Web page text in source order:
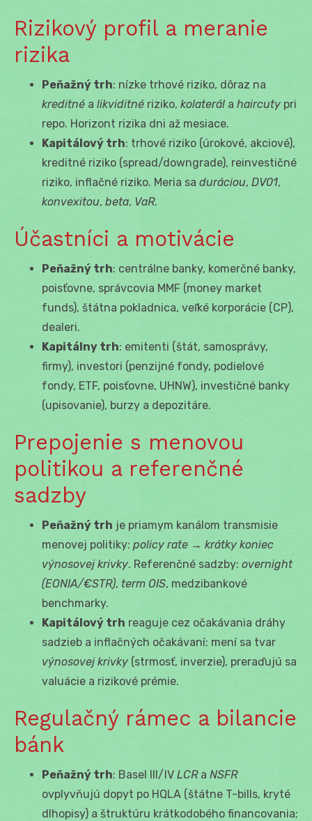
Rizikový profil a meranie
rizika
Peňažný trh: nízke trhové riziko, dôraz na
kreditné a likviditné riziko, kolaterál a haircuty pri
repo. Horizont rizika dni až mesiace.
Kapitálový trh: trhové riziko (úrokové, akciové),
kreditné riziko (spread/downgrade), reinvestičné
riziko, inflačné riziko. Meria sa duráciou, DV01,
konvexitou, beta, VaR.
Účastníci a motivácie
Peňažný trh: centrálne banky, komerčné banky,
poisťovne, správcovia MMF (money market
funds), štátna pokladnica, veľké korporácie (CP),
dealeri.
Kapitálny trh: emitenti (štát, samosprávy,
firmy), investori (penzijné fondy, podielové
fondy, ETF, poisťovne, UHNW), investičné banky
(upisovanie), burzy a depozitáre.
Prepojenie s menovou
politikou a referenčné
sadzby
Peňažný trh je priamym kanálom transmisie
menovej politiky: policy rate → krátky koniec
výnosovej krivky. Referenčné sadzby: overnight
(EONIA/€STR), term OIS, medzibankové
benchmarky.
Kapitálový trh reaguje cez očakávania dráhy
sadzieb a inflačných očakávaní: mení sa tvar
výnosovej krivky (strmosť, inverzie), preraďujú sa
valuácie a rizikové prémie.
Regulačný rámec a bilancie
bánk
Peňažný trh: Basel III/IV LCRa NSFR
ovplyvňujú dopyt po HQLA (štátne T-bills, kryté
dlhopisy) a štruktúru krátkodobého financovania;